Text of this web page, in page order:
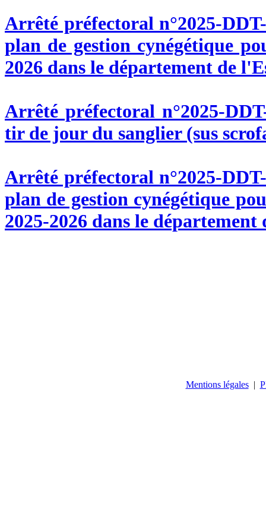
Arrêté préfectoral n°2025-
plan de gestion cynégétique
2026 dans le département de
Arrêté préfectoral n°2025-
tir de jour du sanglier (sus
Arrêté préfectoral n°2025-
plan de gestion cynégétique
2025-2026 dans le département
Mentions légales |